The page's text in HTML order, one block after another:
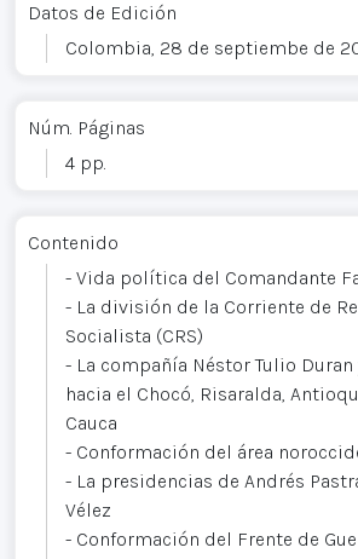
Datos de Edición
Colombia, 28 de septiembe de
Núm. Páginas
4 pp.
Contenido
- Vida política del Comandante
- La división de la Corriente de
Socialista (CRS)
- La compañía Néstor Tulio
hacia el Chocó, Risaralda,
Cauca
- Conformación del área
- La presidencias de Andrés
Vélez
- Conformación del Frente de